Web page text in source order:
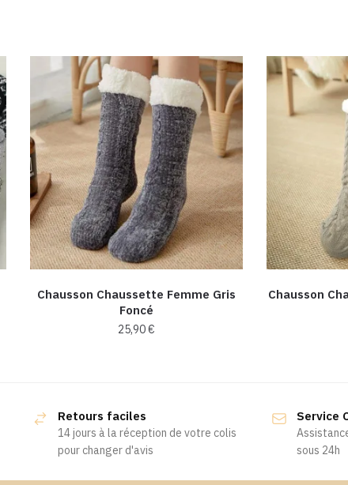
Chausson Chaussette Femme Gris
Foncé
25,90€
Chausson
Retours faciles
14 jours à la réception de votre colis
pour changer d'avis
Service
sous 24h